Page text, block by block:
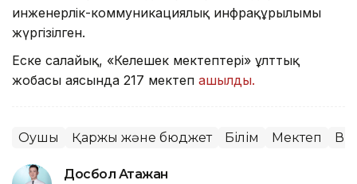
инженерлік-коммуникациялық инфрақұрылымы
жүргізілген.
Еске салайық, «Келешек мектептері» ұлттық
жобасы аясында 217 мектеп ашылды.
Оқушы Қаржы және бюджет Білім Мектеп
Досбол Атажан